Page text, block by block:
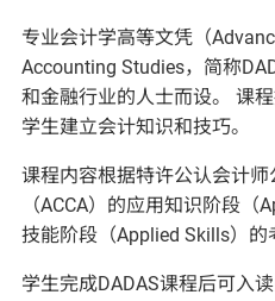
专业会计学高等文凭（
Accounting Studies，简称
和金融行业的人士而设。 课
学生建立会计知识和技巧。
课程内容根据特许公认会计师
（ACCA）的应用知识阶段
技能阶段（Applied Skills）的
学生完成DADAS课程后可入